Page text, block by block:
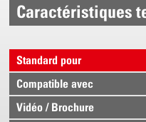
Caractéristiques
Standard pour
Compatible avec
Vidéo / Brochure